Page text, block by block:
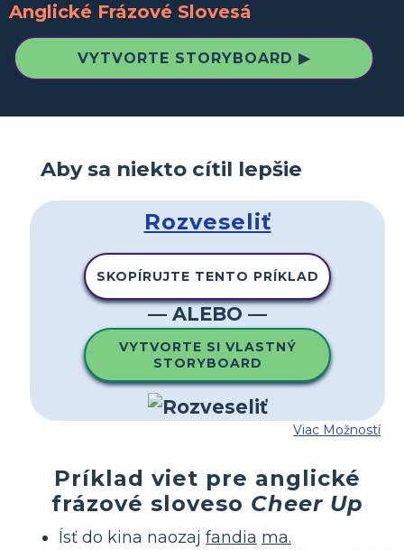
Anglické Frázové Slovesá
VYTVORTE STORYBOARD ▶
Aby sa niekto cítil lepšie
Rozveseliť
SKOPÍRUJTE TENTO PRÍKLAD
— ALEBO —
VYTVORTE SI VLASTNÝ
STORYBOARD
Viac Možností
Príklad viet pre anglické
frázové sloveso Cheer Up
Ísť do kina naozaj fandia ma.